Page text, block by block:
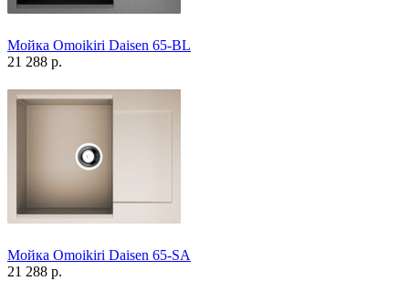
Мойка Omoikiri Daisen 65-BL
21 288 р.
Мойка Omoikiri Daisen 65-SA
21 288 р.